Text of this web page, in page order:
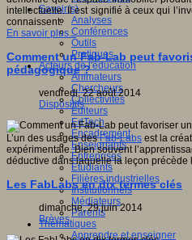
Savoir(s)
Analyses
Conférences
Outils
Pratiques
Acteurs de l'éducation
Animateurs
Chercheurs
Collectivités
Editeurs
EdTech
Encadrement
Enseignants
Entreprises
Etudiants
Filières industrielles
Institutionnels
Médiateurs
Parents
Thématiques
Apprendre et enseigner
intellectuelle. Il est signifié à ceux qui
connaissent.
En savoir plus...
Comment un Fab-Lab peut
pédagogique ?
vendredi, 22 août 2014
Dispositifs
L’un des usages desFab-Labs est la
expérimentale. Bien souvent
déductive dans laquelle la leçon précède
Les FabLabs en dix termes clés
dimanche, 29 juin 2014
Brèves